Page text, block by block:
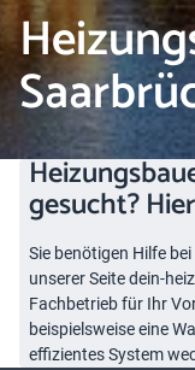
gesucht?
Sie benötigen Hilfe
unserer Seite dein-
Fachbetrieb für Ihr
beispielsweise eine
effizientes System